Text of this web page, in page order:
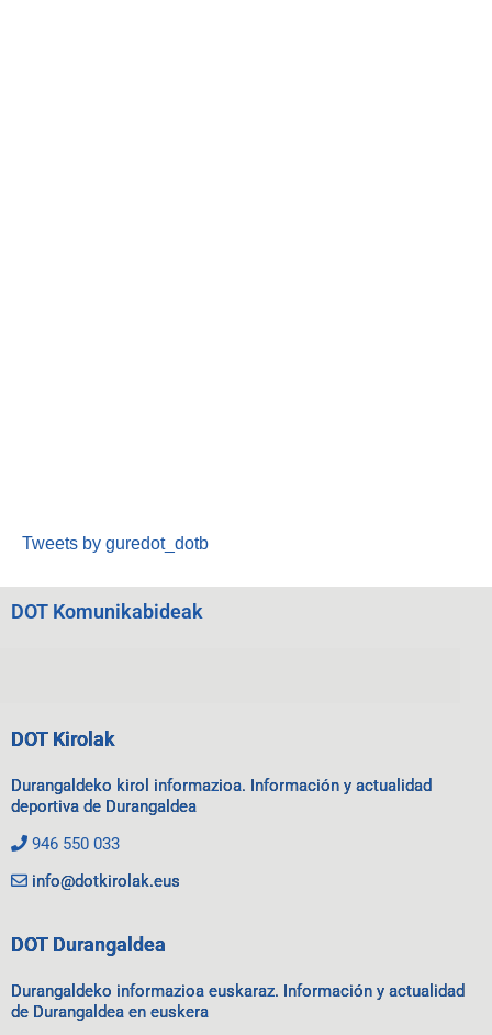
Tweets by guredot_dotb
DOT Komunikabideak
DOT Kirolak
Durangaldeko kirol informazioa. Información y actualidad
deportiva de Durangaldea
946 550 033
info@dotkirolak.eus
DOT Durangaldea
Durangaldeko informazioa euskaraz. Información y actualidad
de Durangaldea en euskera